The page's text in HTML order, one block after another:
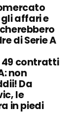
affari e
di Serie A
contratti
non
Da
le
in piedi